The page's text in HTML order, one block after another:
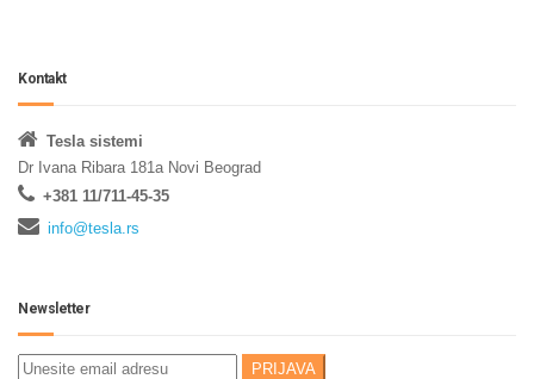
Kontakt
Tesla sistemi
Dr Ivana Ribara 181a Novi Beograd
+381 11/711-45-35
info@tesla.rs
Newsletter